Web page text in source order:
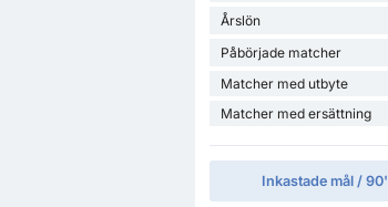
Årslön
Påbörjade matcher
Matcher med utbyte
Matcher med ersättning
Inkastade mål / 90'